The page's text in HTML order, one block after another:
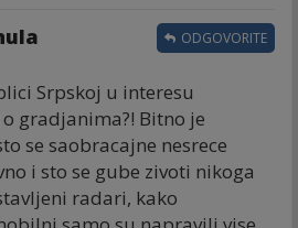
Srpskoj u interesu
gradjanima?! Bitno je
se saobracajne nesrece
i sto se gube zivoti nikoga
radari, kako
ODGOVORITE